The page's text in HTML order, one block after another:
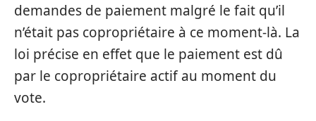
demandes de paiement malgré le fait qu’il
n’était pas copropriétaire à ce moment-là. La
loi précise en effet que le paiement est dû
par le copropriétaire actif au moment du
vote.